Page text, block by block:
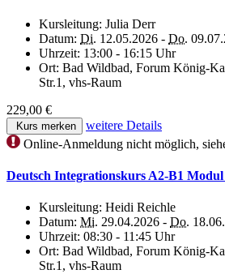
Kursleitung: Julia Derr
Datum: Di. 12.05.2026 - Do.
Uhrzeit: 13:00 - 16:15 Uhr
Ort: Bad Wildbad, Forum König-
Str.1, vhs-Raum
229,00 €
Kurs merken
weitere Details
Online-Anmeldung nicht möglich,
Deutsch Integrationskurs A2-B1 Modul
Kursleitung: Heidi Reichle
Datum: Mi. 29.04.2026 - Do.
Uhrzeit: 08:30 - 11:45 Uhr
Ort: Bad Wildbad, Forum König-
Str.1, vhs-Raum